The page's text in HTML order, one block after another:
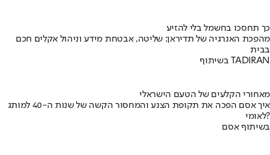
כך תחסכו בחשמל בלי להזיע
מהפכת האנרגיה של תדיראן: שליטה, אבטחת מידע וניהול אקלים חכם
בבית
בשיתוף TADIRAN
מאחורי הקלעים של הטעם הישראלי
איך אסם הפכה את תקופת הצנע והמחסור הקשה של שנות ה-40 למותג
לאומי?
בשיתוף אסם